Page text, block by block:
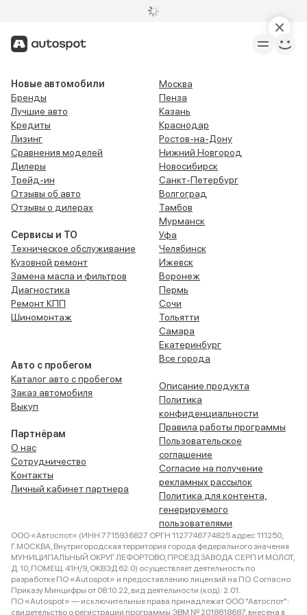
Новые автомобили
Бренды
Лучшие авто
Кредиты
Лизинг
Сравнения моделей
Дилеры
Трейд-ин
Отзывы об авто
Отзывы о дилерах
Сервисы и ТО
Техническое обслуживание
Кузовной ремонт
Замена масла и фильтров
Диагностика
Ремонт КПП
Шиномонтаж
Авто с пробегом
Каталог авто с пробегом
Заказ автомобиля
Выкуп
Партнёрам
О нас
Сотрудничество
Контакты
Личный кабинет партнера
Москва
Пенза
Казань
Краснодар
Ростов-на-Дону
Нижний Новгород
Новосибирск
Санкт-Петербург
Волгоград
Тамбов
Мурманск
Уфа
Челябинск
Ижевск
Воронеж
Пермь
Сочи
Тольятти
Самара
Екатеринбург
Все города
Описание продукта
Политика
конфиденциальности
Правила работы программы
Пользовательское
соглашение
Согласие на получение
рекламных рассылок
Политика для контента,
генерируемого
пользователями
ООО «Автоспот» (ИНН 7715936827 ОРГН 1127746774825 адрес 111250,
Г.МОСКВА, Внутригородская территория города федерального значения
МУНИЦИПАЛЬНЫЙ ОКРУГ ЛЕФОРТОВО, ПРОЕЗД ЗАВОДА СЕРП И МОЛОТ,
Д. 10, ПОМЕЩ. 41Н/9, ОКВЭД 62.0) осуществляет деятельность по
разработке ПО «Autospot» и предоставлению лицензий на ПО. Согласно
Приказу Минцифры от 08.10.22, вид деятельности (код): 2.01.
ПО «Autospot» — исключительные права принадлежат ООО "Автоспот":
свидетельство о регистрации программы ЭВМ № 2018618687, внесена в